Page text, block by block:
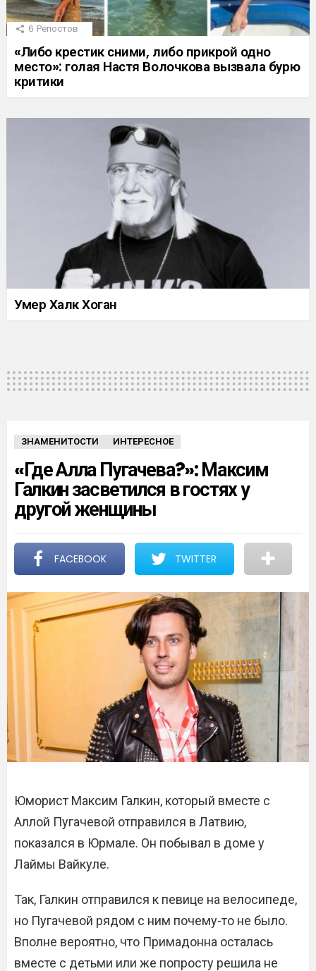
6 Репостов
«Либо крестик сними, либо прикрой одно
место»: голая Настя Волочкова вызвала бурю
критики
Умер Халк Хоган
ЗНАМЕНИТОСТИ ИНТЕРЕСНОЕ
«Где Алла Пугачева?»: Максим
Галкин засветился в гостях у
другой женщины
FACEBOOK TWITTER
Юморист Максим Галкин, который вместе с
Аллой Пугачевой отправился в Латвию,
показался в Юрмале. Он побывал в доме у
Лаймы Вайкуле.
Так, Галкин отправился к певице на велосипеде,
но Пугачевой рядом с ним почему-то не было.
Вполне вероятно, что Примадонна осталась
вместе с детьми или же попросту решила не